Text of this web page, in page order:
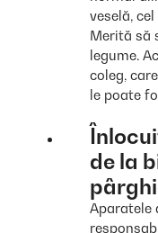
veselă,
Merită să
legume.
coleg,
le poate
de la
Aparatele